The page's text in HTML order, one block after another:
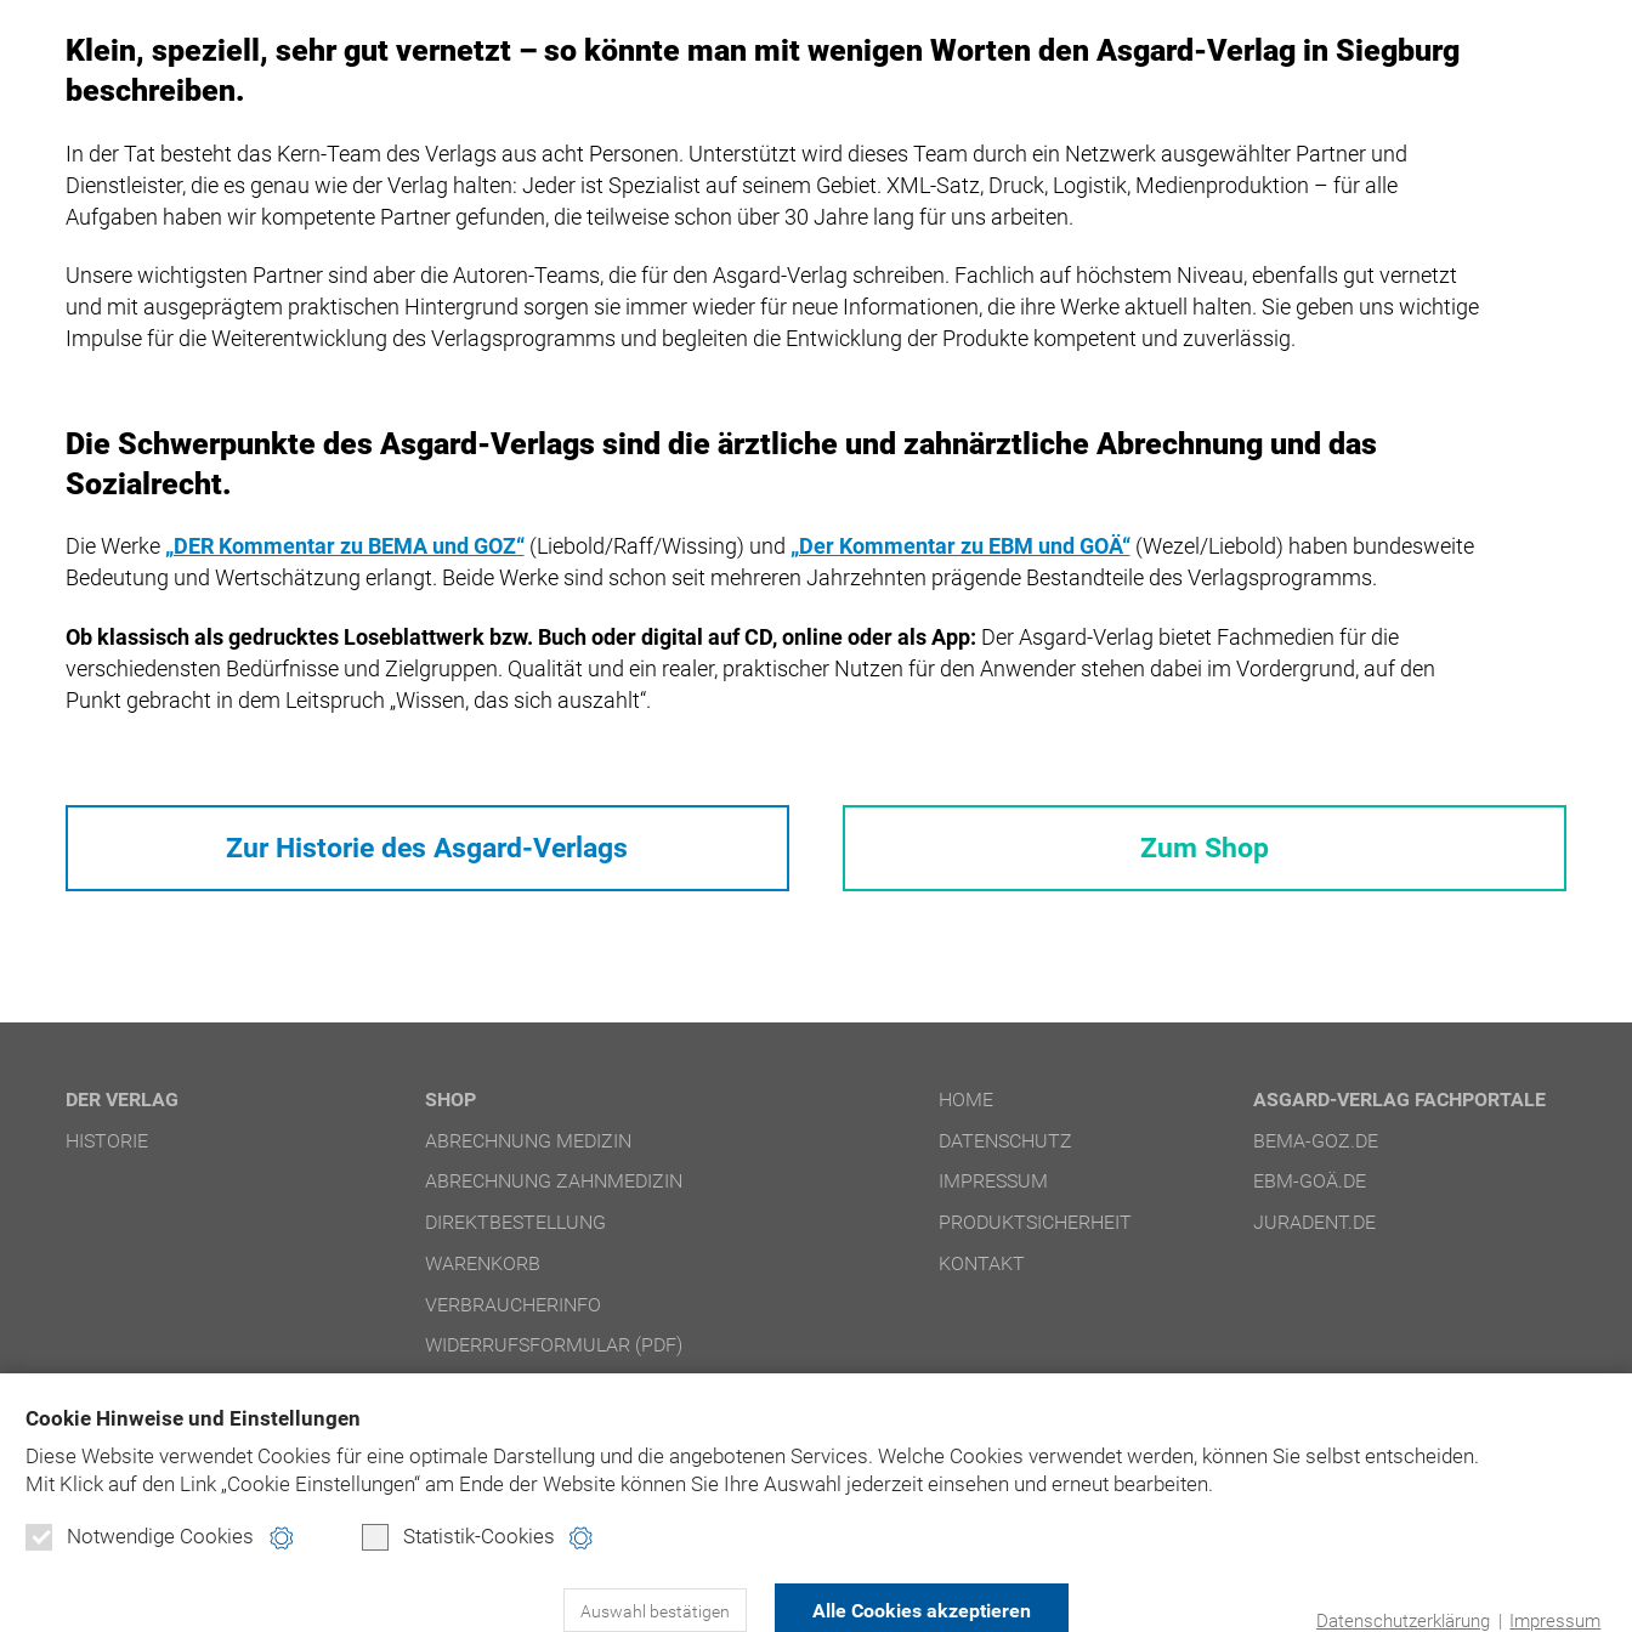
Cookie Hinweise und Einstellungen
Diese Website verwendet Cookies für eine optimale Darstellung und die angebotenen Services. Welche Cookies verwendet werden, können Sie selbst entscheiden.
Mit Klick auf den Link „Cookie Einstellungen“ am Ende der Website können Sie Ihre Auswahl jederzeit einsehen und erneut bearbeiten.
Notwendige Cookies Statistik-Cookies
Auswahl bestätigen Alle Cookies akzeptieren Datenschutzerklärung | Impressum
Klein, speziell, sehr gut vernetzt – so könnte man mit wenigen Worten den Asgard-Verlag in Siegburg
beschreiben.
In der Tat besteht das Kern-Team des Verlags aus acht Personen. Unterstützt wird dieses Team durch ein Netzwerk ausgewählter Partner und
Dienstleister, die es genau wie der Verlag halten: Jeder ist Spezialist auf seinem Gebiet. XML-Satz, Druck, Logistik, Medienproduktion – für alle
Aufgaben haben wir kompetente Partner gefunden, die teilweise schon über 30 Jahre lang für uns arbeiten.
Unsere wichtigsten Partner sind aber die Autoren-Teams, die für den Asgard-Verlag schreiben. Fachlich auf höchstem Niveau, ebenfalls gut vernetzt
und mit ausgeprägtem praktischen Hintergrund sorgen sie immer wieder für neue Informationen, die ihre Werke aktuell halten. Sie geben uns wichtige
Impulse für die Weiterentwicklung des Verlagsprogramms und begleiten die Entwicklung der Produkte kompetent und zuverlässig.
Die Schwerpunkte des Asgard-Verlags sind die ärztliche und zahnärztliche Abrechnung und das
Sozialrecht.
Die Werke „DER Kommentar zu BEMA und GOZ“(Liebold/Raff/Wissing) und „Der Kommentar zu EBM und GOÄ“(Wezel/Liebold) haben bundesweite
Bedeutung und Wertschätzung erlangt. Beide Werke sind schon seit mehreren Jahrzehnten prägende Bestandteile des Verlagsprogramms.
Ob klassisch als gedrucktes Loseblattwerk bzw. Buch oder digital auf CD, online oder als App: Der Asgard-Verlag bietet Fachmedien für die
verschiedensten Bedürfnisse und Zielgruppen. Qualität und ein realer, praktischer Nutzen für den Anwender stehen dabei im Vordergrund, auf den
Punkt gebracht in dem Leitspruch „Wissen, das sich auszahlt“.
Zur Historie des Asgard-Verlags Zum Shop
DER VERLAG
HISTORIE
SHOP
ABRECHNUNG MEDIZIN
ABRECHNUNG ZAHNMEDIZIN
DIREKTBESTELLUNG
WARENKORB
VERBRAUCHERINFO
WIDERRUFSFORMULAR (PDF)
HOME
DATENSCHUTZ
IMPRESSUM
PRODUKTSICHERHEIT
KONTAKT
ASGARD-VERLAG FACHPORTALE
BEMA-GOZ.DE
EBM-GOÄ.DE
JURADENT.DE